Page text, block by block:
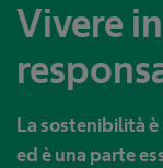
Vivere
La sostenibilità
ed è una parte